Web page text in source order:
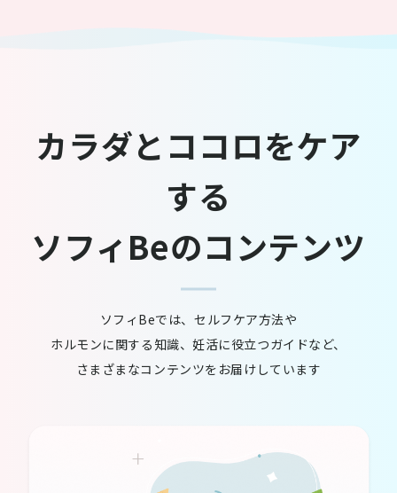
ソフィBeでまとめてチェックができます。
3
毎日をもっと心地よくする
カラダとココロをケア
する
ソフィBeのコンテンツ
ソフィBeでは、セルフケア方法や
ホルモンに関する知識、妊活に役立つガイドなど、
さまざまなコンテンツをお届けしています